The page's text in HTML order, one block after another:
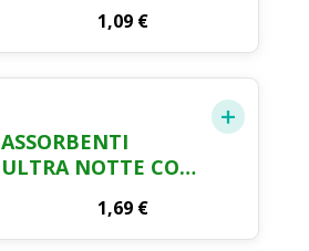
1,09 €
ASSORBENTI
ULTRA NOTTE CON
1,69 €